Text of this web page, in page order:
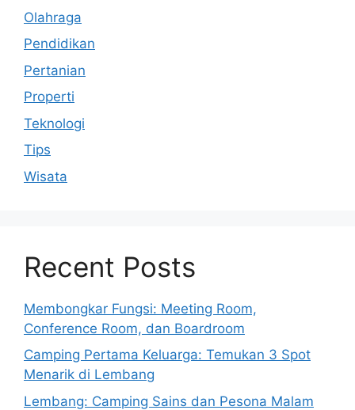
Olahraga
Pendidikan
Pertanian
Properti
Teknologi
Tips
Wisata
Recent Posts
Membongkar Fungsi: Meeting Room,
Conference Room, dan Boardroom
Camping Pertama Keluarga: Temukan 3 Spot
Menarik di Lembang
Lembang: Camping Sains dan Pesona Malam